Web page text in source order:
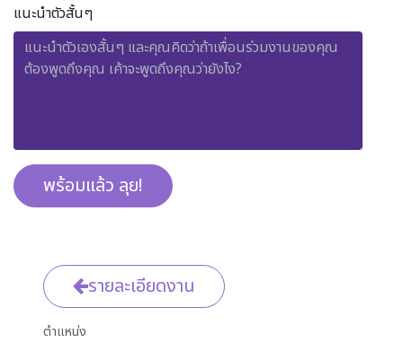
แนะนำตัวสั้นๆ
พร้อมแล้ว ลุย!
รายละเอียดงาน
ตำแหน่ง